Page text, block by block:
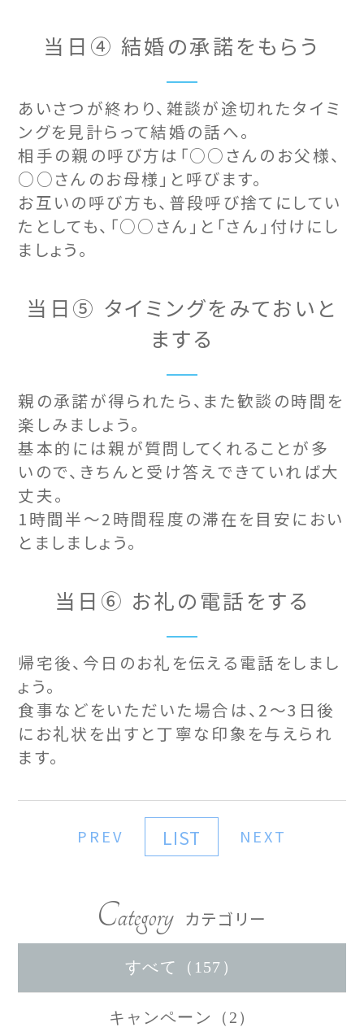
当日④ 結婚の承諾をもらう
あいさつが終わり、雑談が途切れたタイミ
ングを見計らって結婚の話へ。
相手の親の呼び方は「○○さんのお父様、
○○さんのお母様」と呼びます。
お互いの呼び方も、普段呼び捨てにしてい
たとしても、「○○さん」と「さん」付けにし
ましょう。
当日⑤ タイミングをみておいと
まする
親の承諾が得られたら、また歓談の時間を
楽しみましょう。
基本的には親が質問してくれることが多
いので、きちんと受け答えできていれば大
丈夫。
1時間半～2時間程度の滞在を目安におい
とましましょう。
当日⑥ お礼の電話をする
帰宅後、今日のお礼を伝える電話をしまし
ょう。
食事などをいただいた場合は、2～3日後
にお礼状を出すと丁寧な印象を与えられ
ます。
PREV LIST NEXT
Category カテゴリー
すべて（157）
キャンペーン（2）